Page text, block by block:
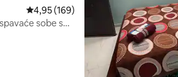
Prosječna ocjena: 4,95/5, recenzija:
4,95 (169)
sobe s